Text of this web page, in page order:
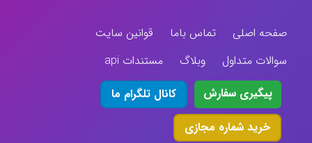
صفحه اصلی تماس باما
قوانین سایت
سوالات متداول
وبلاگ
مستندات api
پیگیری سفارش
کانال تلگرام ما
خرید شماره مجازی